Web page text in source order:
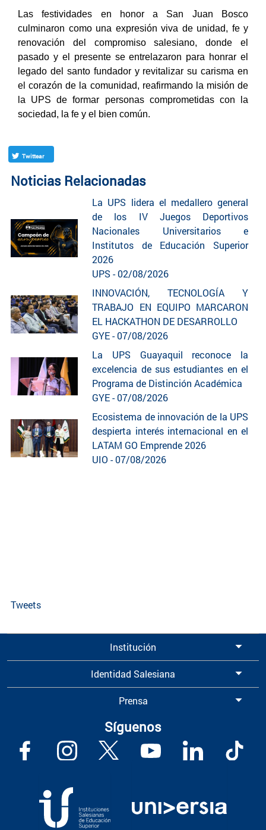
Las festividades en honor a San Juan Bosco
culminaron como una expresión viva de unidad, fe y
renovación del compromiso salesiano, donde el
pasado y el presente se entrelazaron para honrar el
legado del santo fundador y revitalizar su carisma en
el corazón de la comunidad, reafirmando la misión de
la UPS de formar personas comprometidas con la
sociedad, la fe y el bien común.
Twittear
Noticias Relacionadas
La UPS lidera el medallero general
de los IV Juegos Deportivos
Nacionales Universitarios e
Institutos de Educación Superior
2026
UPS - 02/08/2026
INNOVACIÓN, TECNOLOGÍA Y
TRABAJO EN EQUIPO MARCARON
EL HACKATHON DE DESARROLLO
GYE - 07/08/2026
La UPS Guayaquil reconoce la
excelencia de sus estudiantes en el
Programa de Distinción Académica
GYE - 07/08/2026
Ecosistema de innovación de la UPS
despierta interés internacional en el
LATAM GO Emprende 2026
UIO - 07/08/2026
Tweets
Institución
Identidad Salesiana
Prensa
Síguenos